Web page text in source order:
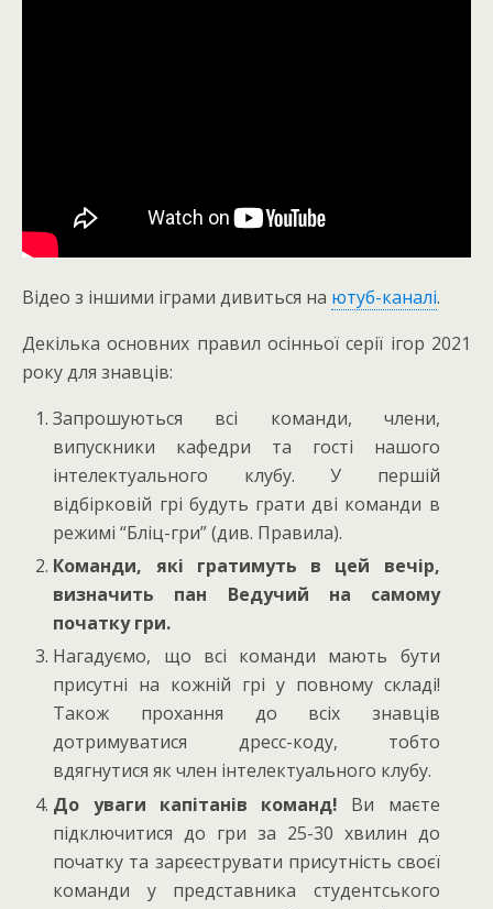
Відео з іншими іграми дивиться на ютуб-каналі.
Декілька основних правил осінньої серії ігор 2021
року для знавців:
Запрошуються всі команди, члени,
випускники кафедри та гості нашого
інтелектуального клубу. У першій
відбірковій грі будуть грати дві команди в
режимі “Бліц-гри” (див. Правила).
Команди, які гратимуть в цей вечір,
визначить пан Ведучий на самому
початку гри.
Нагадуємо, що всі команди мають бути
присутні на кожній грі у повному складі!
Також прохання до всіх знавців
дотримуватися дресс-коду, тобто
вдягнутися як член інтелектуального клубу.
До уваги капітанів команд! Ви маєте
підключитися до гри за 25-30 хвилин до
початку та зарєеструвати присутність своєї
команди у представника студентського